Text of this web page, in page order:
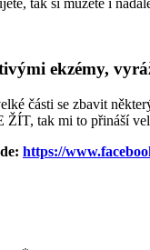
ekzémy,
části se zbavit
ŽÍT, tak mi to přináší
https://